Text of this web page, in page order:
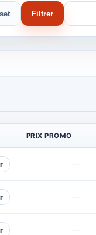
Filtrer
PRIX PROMO
—
—
—